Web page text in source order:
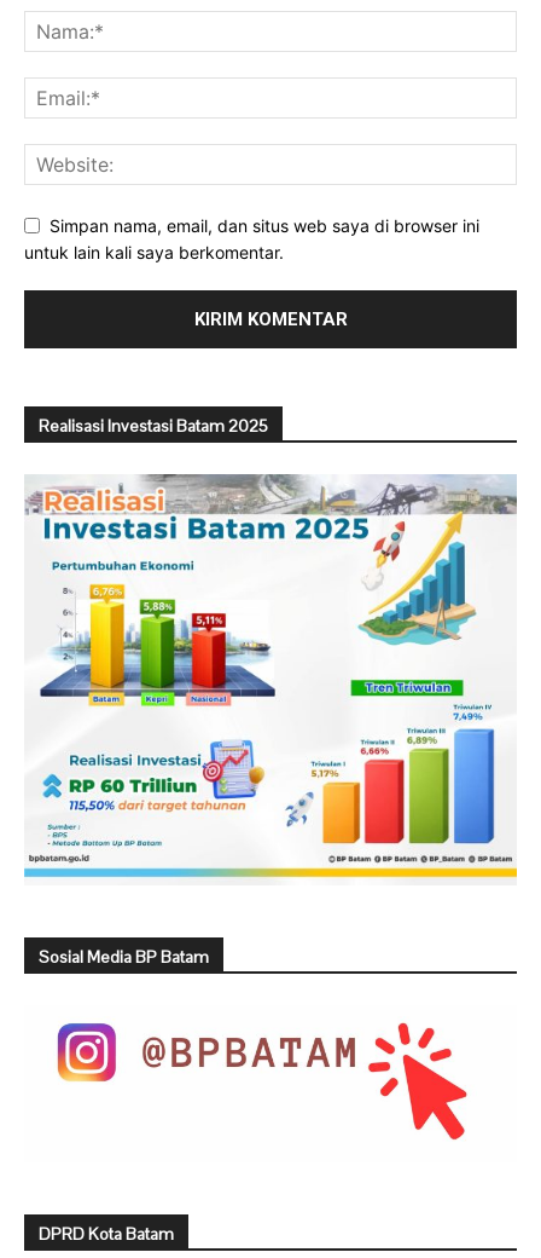
Simpan nama, email, dan situs web saya di browser ini
untuk lain kali saya berkomentar.
Realisasi Investasi Batam 2025
Sosial Media BP Batam
DPRD Kota Batam